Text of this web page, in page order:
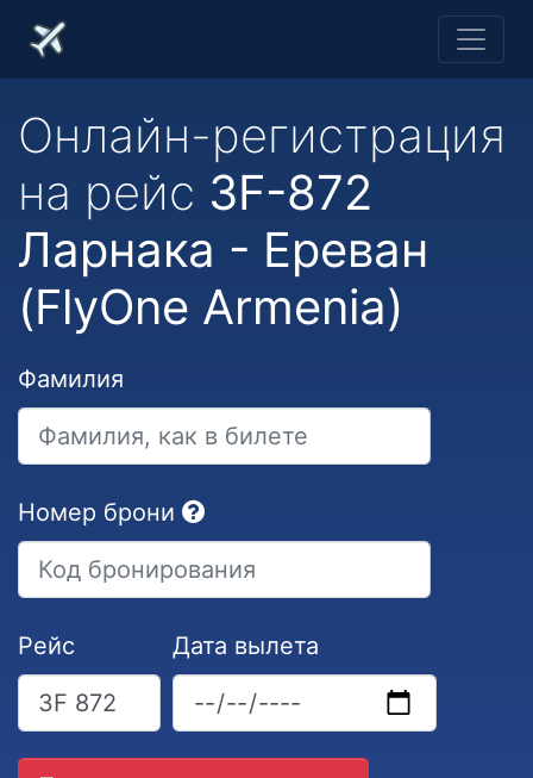
Онлайн-регистрация
на рейс 3F-872
Ларнака - Ереван
(FlyOne Armenia)
Фамилия
Номер брони
Рейс Дата вылета